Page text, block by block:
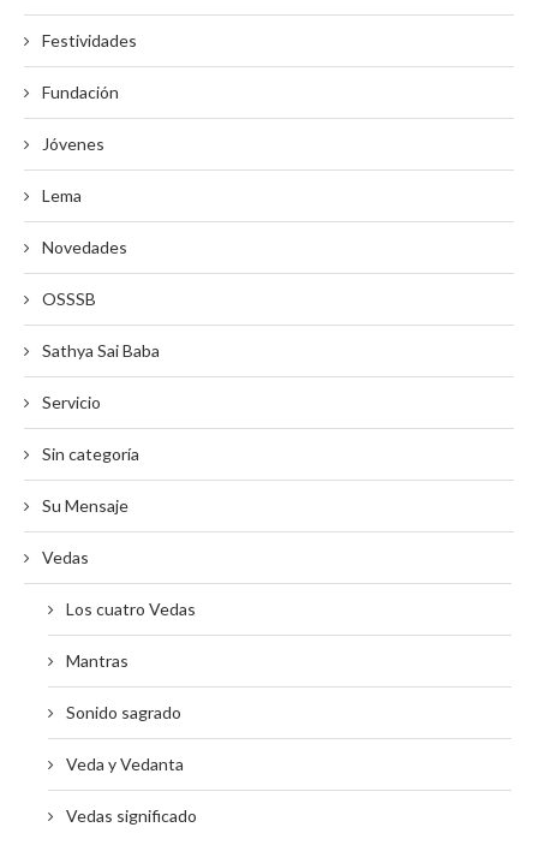
Festividades
Fundación
Jóvenes
Lema
Novedades
OSSSB
Sathya Sai Baba
Servicio
Sin categoría
Su Mensaje
Vedas
Los cuatro Vedas
Mantras
Sonido sagrado
Veda y Vedanta
Vedas significado